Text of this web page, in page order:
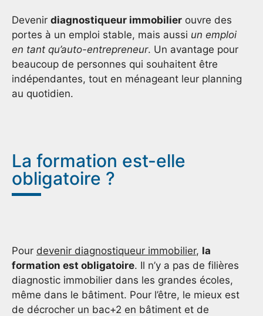
Devenir diagnostiqueur immobilier ouvre des
portes à un emploi stable, mais aussi un emploi
en tant qu’auto-entrepreneur. Un avantage pour
beaucoup de personnes qui souhaitent être
indépendantes, tout en ménageant leur planning
au quotidien.
La formation est-elle
obligatoire ?
Pour devenir diagnostiqueur immobilier, la
formation est obligatoire. Il n’y a pas de filières
diagnostic immobilier dans les grandes écoles,
même dans le bâtiment. Pour l’être, le mieux est
de décrocher un bac+2 en bâtiment et de